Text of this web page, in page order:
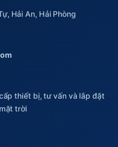
Hải An, Hải Phòng
thiết bị, tư vấn và lắp đặt
trời